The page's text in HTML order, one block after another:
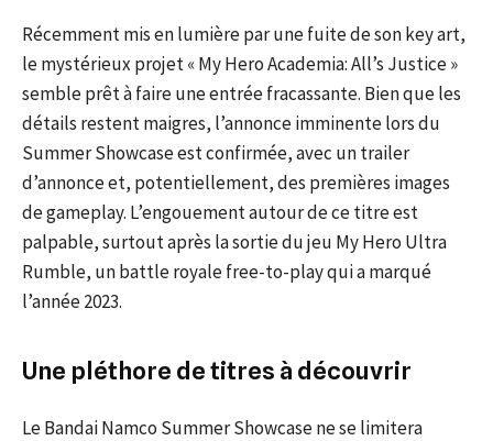
Récemment mis en lumière par une fuite de son key art,
le mystérieux projet « My Hero Academia: All’s Justice »
semble prêt à faire une entrée fracassante. Bien que les
détails restent maigres, l’annonce imminente lors du
Summer Showcase est confirmée, avec un trailer
d’annonce et, potentiellement, des premières images
de gameplay. L’engouement autour de ce titre est
palpable, surtout après la sortie du jeu My Hero Ultra
Rumble, un battle royale free-to-play qui a marqué
l’année 2023.
Une pléthore de titres à découvrir
Le Bandai Namco Summer Showcase ne se limitera